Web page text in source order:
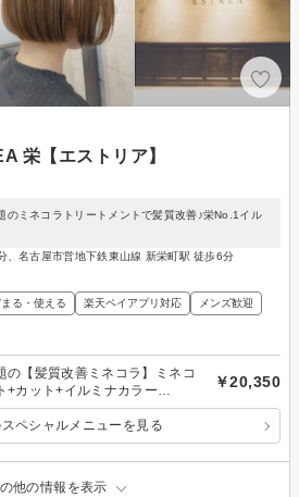
栄【エストリア】
ミネコラトリートメントで髪質改善♪栄No.1イル
、名古屋市営地下鉄東山線 新栄町駅 徒歩6分
る・使える 楽天ペイアプリ対応 メンズ歓迎
の【髪質改善ミネコラ】ミネコ
+カット+イルミナカラー
￥20,350
ペシャルメニューを見る
他の情報を表示